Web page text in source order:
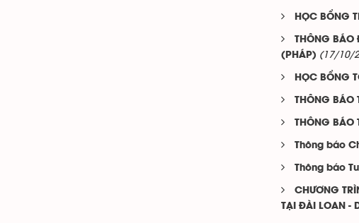
HỌC BỔNG
THÔNG BÁO
(PHÁP) (17/10/
HỌC BỔNG
THÔNG BÁO
THÔNG BÁO
Thông báo
Thông báo
CHƯƠNG
TẠI ĐÀI LOAN -